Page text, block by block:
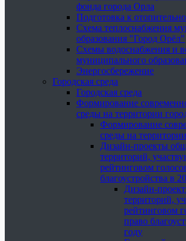
фонда города Орла
Подготовка к
Схема теплоснабжения
образования "Город Орёл"
Схемы водоснабжения и
муниципального
Энергосбережение
Городская среда
Городская среда
Формирование
среды на территории
Формирование
среды на
Дизайн-проекты
территорий,
рейтинговом
благоустройства в
Дизайн-
территорий,
рейтинговом
право
году